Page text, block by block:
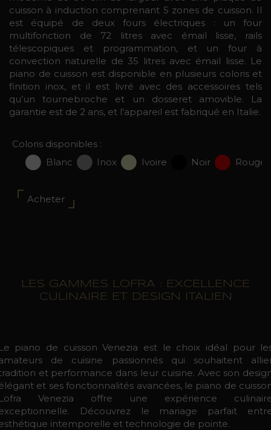
cuisson à induction comprenant 5 zones de cuisson. Il
est équipé de deux fours électriques : un four
multifonction de 72 litres avec émail lisse, rails
télescopiques et programmation, et un four à
convection naturelle de 35 litres avec émail lisse. Le
piano de cuisson est disponible en plusieurs coloris et
finition inox, et il est livré avec des accessoires tels
qu’un tournebroche et un dosseret amovible. La
garantie est de 2 ans, et l’appareil est fabriqué en Italie.
Coloris disponibles :
Blanc
Inox Ivoire Noir Rouge
Acheter
LES GAMMES LOFRA : EXCELLENCE
CULINAIRE ET DESIGN ITALIEN
piano de cuisson Venezia est le choix idéal pour
de cuisine passionnés qui souhaitent
et performance dans leur cuisine. Avec son
et ses fonctionnalités avancées, le piano de
Venezia offre une expérience
Découvrez le mariage parfait
intemporelle et technologie de pointe.